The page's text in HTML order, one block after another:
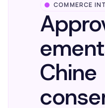
Solutions
Market Insights
COMMERCE
Chine